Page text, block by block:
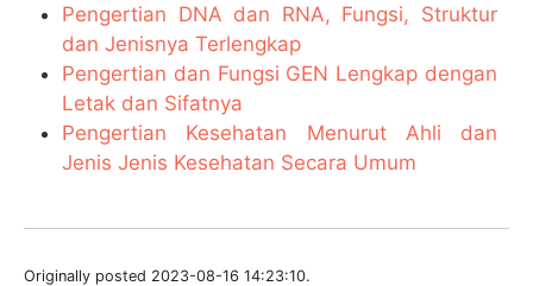
Pengertian DNA dan RNA, Fungsi, Struktur
dan Jenisnya Terlengkap
Pengertian dan Fungsi GEN Lengkap dengan
Letak dan Sifatnya
Pengertian Kesehatan Menurut Ahli dan
Jenis Jenis Kesehatan Secara Umum
Originally posted 2023-08-16 14:23:10.